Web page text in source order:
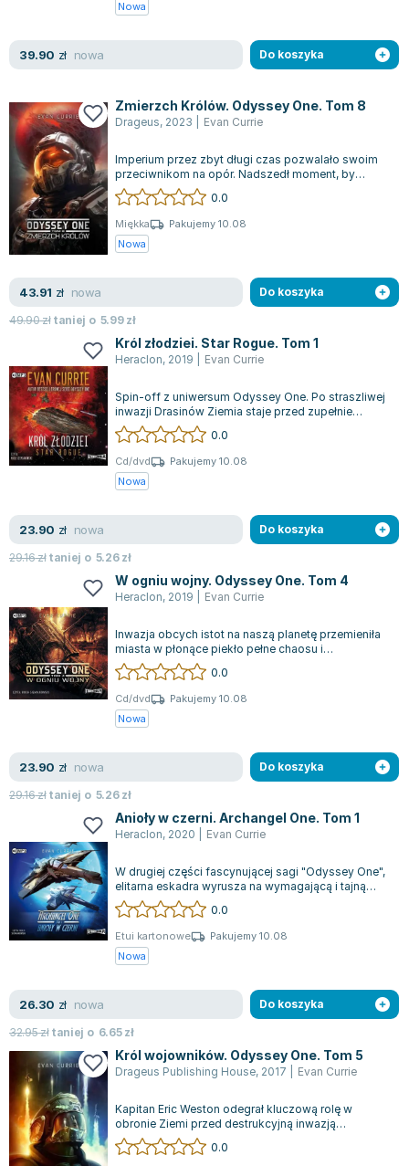
Nowa
39.90 zł nowa Do koszyka
Zmierzch Królów. Odyssey One. Tom 8
Drageus, 2023 Evan Currie
Imperium przez zbyt długi czas pozwalało swoim
przeciwnikom na opór. Nadszedł moment, by
położyć kres nieposłuszeństwu, gdyż decyz...
0.0
Miękka
Pakujemy 10.08
Nowa
43.91 zł nowa
49.90złtaniej o 5.99zł
Do koszyka
Król złodziei. Star Rogue. Tom 1
Heraclon, 2019 Evan Currie
Spin-off z uniwersum Odyssey One. Po straszliwej
inwazji Drasinów Ziemia staje przed zupełnie
nowym zagrożeniem. Ludzkość, do tej...
0.0
Cd/dvd
Pakujemy 10.08
Nowa
23.90 zł nowa
29.16złtaniej o 5.26zł
Do koszyka
W ogniu wojny. Odyssey One. Tom 4
Heraclon, 2019 Evan Currie
Inwazja obcych istot na naszą planetę przemieniła
miasta w płonące piekło pełne chaosu i
zniszczenia. Część ludzi uciekała w panic...
0.0
Cd/dvd
Pakujemy 10.08
Nowa
23.90 zł nowa
29.16złtaniej o 5.26zł
Do koszyka
Anioły w czerni. Archangel One. Tom 1
Heraclon, 2020 Evan Currie
W drugiej części fascynującej sagi "Odyssey One",
elitarna eskadra wyrusza na wymagającą i tajną
misję na terytorium nieprzyjaciel...
0.0
Etui kartonowe
Pakujemy 10.08
Nowa
26.30 zł nowa
32.95złtaniej o 6.65zł
Do koszyka
Król wojowników. Odyssey One. Tom 5
Drageus Publishing House, 2017 Evan Currie
Kapitan Eric Weston odegrał kluczową rolę w
obronie Ziemi przed destrukcyjną inwazją
Drasinów. Mimo że zasłużył na chwile wytchnie...
0.0